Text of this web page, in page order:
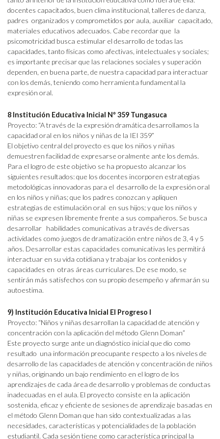
docentes capacitados, buen clima institucional, talleres de danza,
padres organizados y comprometidos por aula, auxiliar capacitado,
materiales educativos adecuados. Cabe recordar que la
psicomotricidad busca estimular el desarrollo de todas las
capacidades, tanto físicas como afectivas, intelectuales y sociales;
es importante precisar que las relaciones sociales y superación
dependen, en buena parte, de nuestra capacidad para interactuar
con los demás, teniendo como herramienta fundamental la
expresión oral.
8 Institución Educativa Inicial Nº 359 Tungasuca
Proyecto: “A través de la expresión dramática desarrollamos la
capacidad oral en los niños y niñas de la IEI 359”
El objetivo central del proyecto es que los niños y niñas
demuestren facilidad de expresarse oralmente ante los demás.
Para el logro de este objetivo se ha propuesto alcanzar los
siguientes resultados: que los docentes incorporen estrategias
metodológicas innovadoras para el desarrollo de la expresión oral
en los niños y niñas; que los padres conozcan y apliquen
estrategias de estimulación oral en sus hijos; y que los niños y
niñas se expresen libremente frente a sus compañeros. Se busca
desarrollar habilidades comunicativas a través de diversas
actividades como juegos de dramatización entre niños de 3, 4 y 5
años. Desarrollar estas capacidades comunicativas les permitirá
interactuar en su vida cotidiana y trabajar los contenidos y
capacidades en otras áreas curriculares. De ese modo, se
sentirán más satisfechos con su propio desempeño y afirmarán su
autoestima.
9) Institución Educativa Inicial El Progreso I
Proyecto: “Niños y niñas desarrollan la capacidad de atención y
concentración con la aplicación del método Glenn Doman”
Este proyecto surge ante un diagnóstico inicial que dio como
resultado una información preocupante respecto a los niveles de
desarrollo de las capacidades de atención y concentración de niños
y niñas, originando un bajo rendimiento en el logro de los
aprendizajes de cada área de desarrollo y problemas de conductas
inadecuadas en el aula. El proyecto consiste en la aplicación
sostenida, eficaz y eficiente de sesiones de aprendizaje basadas en
el método Glenn Doman que han sido contextualizadas a las
necesidades, características y potencialidades de la población
estudiantil. Cada sesión tiene como característica principal la